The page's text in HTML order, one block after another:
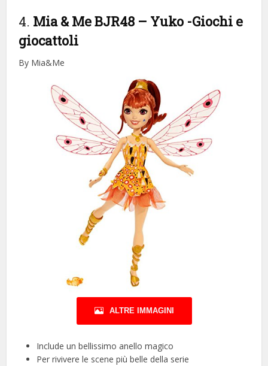
4. Mia & Me BJR48 – Yuko -Giochi e
giocattoli
By Mia&Me
ALTRE IMMAGINI
Include un bellissimo anello magico
Per rivivere le scene più belle della serie